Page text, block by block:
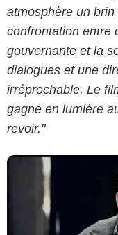
atmosphère un
confrontation entre
gouvernante et la
dialogues et une
irréprochable. Le
gagne en lumière
revoir."